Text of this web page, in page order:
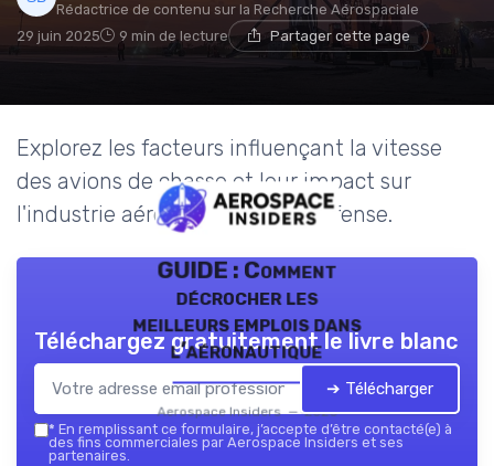
Rédactrice de contenu sur la Recherche Aérospaciale
29 juin 2025
9 min de lecture Partager cette page
Explorez les facteurs influençant la vitesse
des avions de chasse et leur impact sur
l'industrie aérospatiale et de défense.
GUIDE : Comment
décrocher les
meilleurs emplois dans
l’aéronautique
Aerospace Insiders — 2026
Téléchargez gratuitement le livre blanc
➔ Télécharger
* En remplissant ce formulaire, j’accepte d’être contacté(e) à
des fins commerciales par Aerospace Insiders et ses
partenaires.